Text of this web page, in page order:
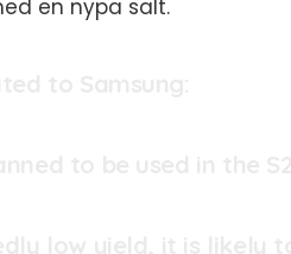
en nypa salt.